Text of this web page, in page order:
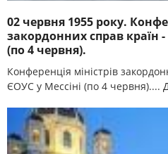
02 червня 1955 року.
закордонних справ країн -
(по 4 червня).
Конференція міністрів
ЄОУС у Мессіні (по 4 червня)....